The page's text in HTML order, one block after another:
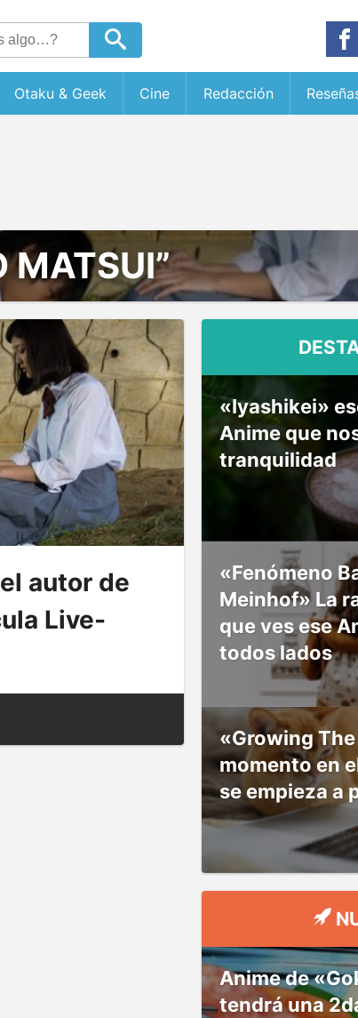
Otaku & Geek Cine Redacción
MATSUI”
autor de
Live-
«Iyashikei»
Anime que
tranquilidad
«Fenómeno
Meinhof» La
que ves ese
todos lados
«Growing
momento en
se empieza a
Anime de
tendrá una